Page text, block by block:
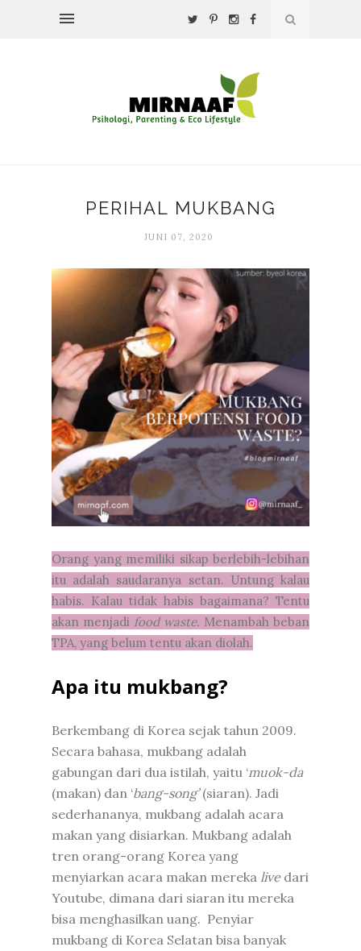
PERIHAL MUKBANG
JUNI 07, 2020
Orang yang memiliki sikap berlebih-lebihan
itu adalah saudaranya setan. Untung kalau
habis. Kalau tidak habis bagaimana? Tentu
akan menjadi food waste. Menambah beban
TPA, yang belum tentu akan diolah.
Apa itu mukbang?
Berkembang di Korea sejak tahun 2009.
Secara bahasa, mukbang adalah
gabungan dari dua istilah, yaitu ‘muok-da
(makan) dan ‘bang-song’(siaran). Jadi
sederhananya, mukbang adalah acara
makan yang disiarkan. Mukbang adalah
tren orang-orang Korea yang
menyiarkan acara makan mereka livedari
Youtube, dimana dari siaran itu mereka
bisa menghasilkan uang. Penyiar
mukbang di Korea Selatan bisa banyak